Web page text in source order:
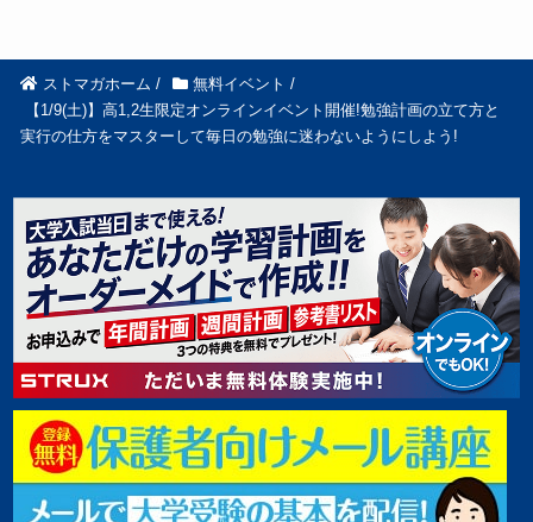
ストマガホーム / 無料イベント /
【1/9(土)】高1,2生限定オンラインイベント開催!勉強計画の立て方と
実行の仕方をマスターして毎日の勉強に迷わないようにしよう!